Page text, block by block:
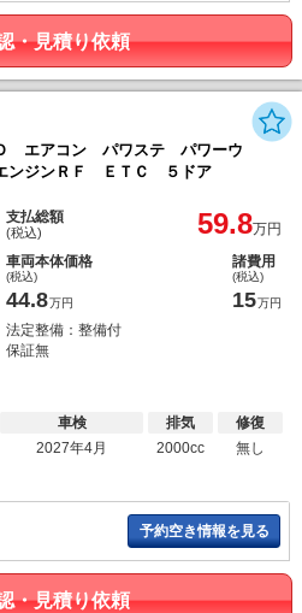
・見積り依頼
エアコン パワステ パワーウ
ンジンＲＦ ＥＴＣ ５ドア
支払総額
(税込) 59.8万円
車両本体価格
(税込)
44.8万円
諸費用
(税込)
15万円
法定整備：整備付
保証無
車検
2027年4月
排気
2000cc
修復
無し
予約空き情報を見る
・見積り依頼